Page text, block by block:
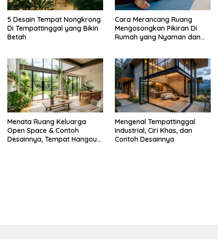
5 Desain Tempat Nongkrong
Di Tempattinggal yang Bikin
Betah
Cara Merancang Ruang
Mengosongkan Pikiran Di
Rumah yang Nyaman dan
Menata Ruang Keluarga
Open Space & Contoh
Desainnya, Tempat Hangout
Mengenal Tempattinggal
Industrial, Ciri Khas, dan
Contoh Desainnya